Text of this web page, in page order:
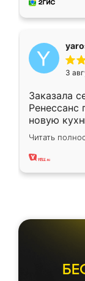
3
Заказала
Ренессанс
новую
вполне
два года,
Читать